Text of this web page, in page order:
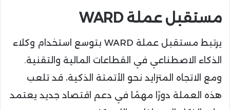
مستقبل عملة WARD
يرتبط مستقبل عملة WARD بتوسع استخدام وكلاء
الذكاء الاصطناعي في القطاعات المالية والتقنية.
ومع الاتجاه المتزايد نحو الأتمتة الذكية، قد تلعب
هذه العملة دورًا مهمًا في دعم اقتصاد جديد يعتمد